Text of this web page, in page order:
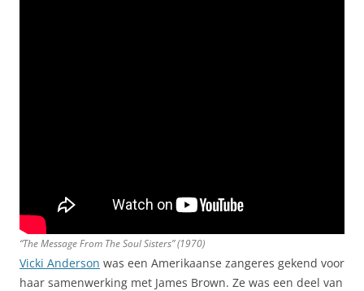
“The Message From The Soul Sisters” (1970)
Vicki Anderson was een Amerikaanse zangeres gekend voor
haar samenwerking met James Brown. Ze was een deel van